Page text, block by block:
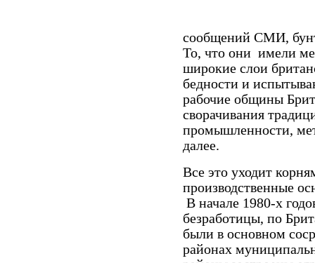
сообщений СМИ,
То, что они имели
широкие слои
бедности и
рабочие общины
сворачивания
промышленности,
далее.
Все это уходит
производственные
В начале 1980-х
безработицы, по
были в основном
районах